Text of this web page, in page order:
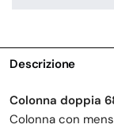
Descrizione
Colonna doppia
Colonna con